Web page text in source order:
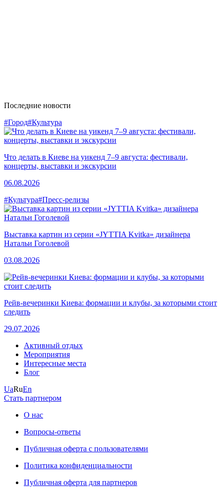
Последние новости
#Город#Культура
Что делать в Киеве на уикенд 7–9 августа: фестивали,
концерты, выставки и экскурсии
06.08.2026
#Культура#Пресс-релизы
Выставка картин из серии «JYTTIA Kvitka» дизайнера
Натальи Гоголевой
03.08.2026
Рейв-вечеринки Киева: формации и клубы, за которыми стоит
следить
29.07.2026
Активный отдых
Мероприятия
Интересные места
Блог
UaRuEn
Стать партнером
О нас
Вопросы-ответы
Публичная оферта с пользователями
Политика конфиденциальности
Публичная оферта для партнеров